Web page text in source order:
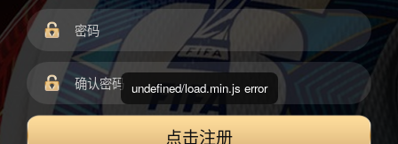
点击注册
undefined/load.min.js error